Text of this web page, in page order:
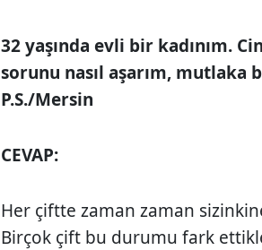
32 yaşında evli bir kadınım.
sorunu nasıl aşarım,
P.S./Mersin
CEVAP:
Her çiftte zaman zaman
Birçok çift bu durumu fark